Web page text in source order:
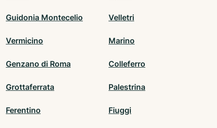
Guidonia Montecelio Velletri
Vermicino Marino
Genzano di Roma Colleferro
Grottaferrata Palestrina
Ferentino Fiuggi